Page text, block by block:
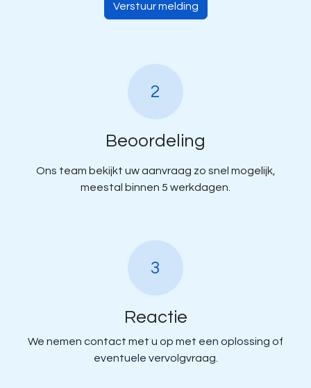
Verstuur melding
2
Beoor​deling
Ons team bekijkt uw aanvraag zo snel mogelijk,
meestal binnen 5 werkdagen.
3
Reactie
We nemen contact met u op met een oplossing of
eventuele vervolgvraag.